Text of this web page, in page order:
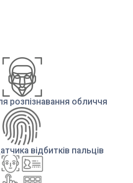
розпізнавання обличчя
відбитків пальців